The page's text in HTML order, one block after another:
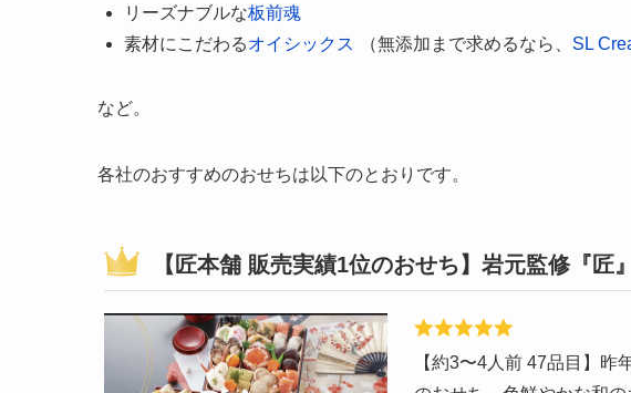
リーズナブルな板前魂
素材にこだわるオイシックス （無添加まで求めるなら、 SL
など。
各社のおすすめのおせちは以下のとおりです。
【匠本舗 販売実績1位のおせち】岩元監修『匠』
【約3〜4人前 47品目】昨